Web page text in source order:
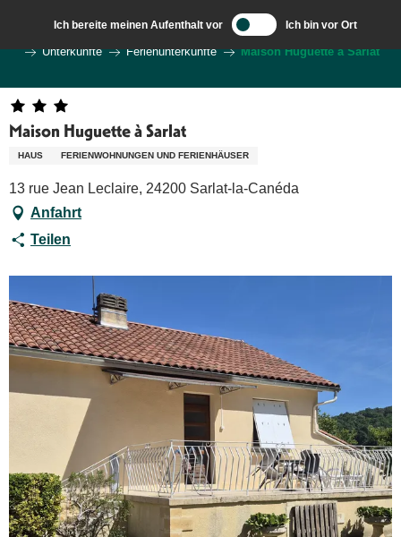
contenu
Ich bereite meinen Aufenthalt vor Ich bin vor Ort
Ich bereite meine Reise vor
Unterkünfte
Ferienunterkünfte Maison Huguette à Sarlat
Maison Huguette à Sarlat
HAUS FERIENWOHNUNGEN UND FERIENHÄUSER
13 rue Jean Leclaire, 24200 Sarlat-la-Canéda
Anfahrt
Teilen